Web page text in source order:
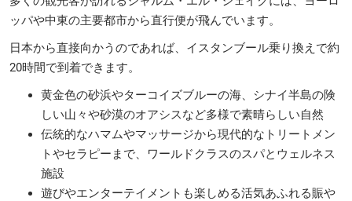
ッパや中東の主要都市から直行便が飛んでいます。
日本から直接向かうのであれば、イスタンブール乗り換えで約
20時間で到着できます。
黄金色の砂浜やターコイズブルーの海、シナイ半島の険
しい山々や砂漠のオアシスなど多様で素晴らしい自然
伝統的なハマムやマッサージから現代的なトリートメン
トやセラピーまで、ワールドクラスのスパとウェルネス
施設
遊びやエンターテイメントも楽しめる活気あふれる賑や